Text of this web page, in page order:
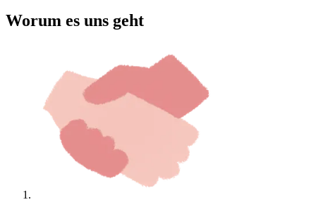
Worum es uns geht